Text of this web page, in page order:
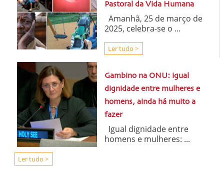
Pastoral da Vida Humana
Amanhã, 25 de março de
2025, celebra-se o ...
Ler tudo >
Gambino na ONU: igual
dignidade entre mulheres e
homens, ainda há muito a
fazer
Igual dignidade entre
homens e mulheres: ...
Ler tudo >